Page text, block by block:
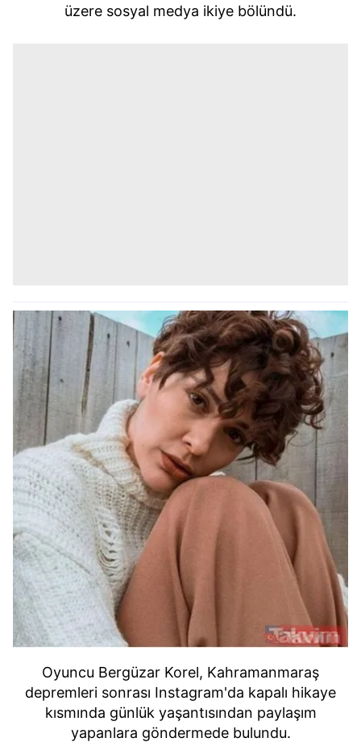
üzere sosyal medya ikiye bölündü.
Oyuncu Bergüzar Korel, Kahramanmaraş
depremleri sonrası Instagram'da kapalı hikaye
kısmında günlük yaşantısından paylaşım
yapanlara göndermede bulundu.